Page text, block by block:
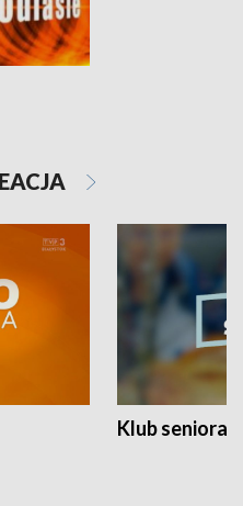
Klub seniora